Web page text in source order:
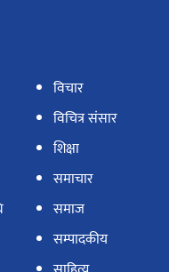
विचार
विचित्र संसार
शिक्षा
समाचार
समाज
सम्पादकीय